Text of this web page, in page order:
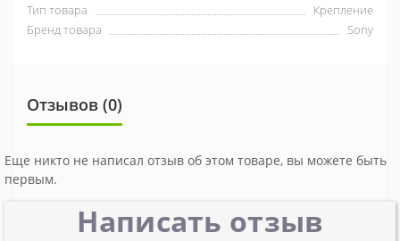
Тип товара
Крепление
Бренд товара
Sony
Отзывов (0)
Еще никто не написал отзыв об этом товаре, вы можете быть
первым.
Написать отзыв